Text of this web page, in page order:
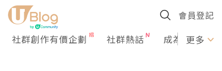
會員登記
社群創作有價企劃 社群熱話 成為U更多